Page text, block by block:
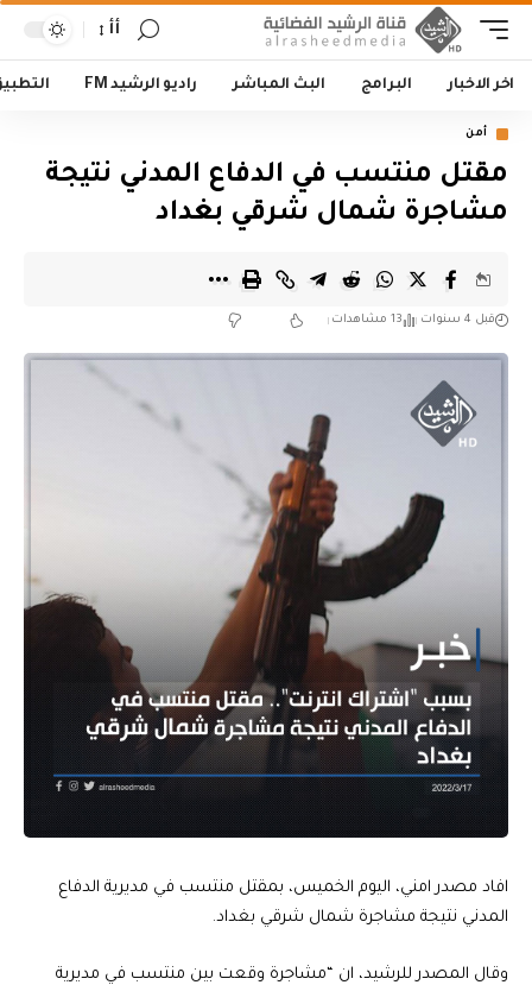
أأ
اخر الاخبار البرامج البث المباشر راديو الرشيد FM
أمن
مقتل منتسب في الدفاع المدني نتيجة
مشاجرة شمال شرقي بغداد
قبل 4 سنوات 13 مشاهدات
افاد مصدر امني، اليوم الخميس، بمقتل منتسب في مديرية الدفاع
المدني نتيجة مشاجرة شمال شرقي بغداد.
وقال المصدر للرشيد، ان “مشاجرة وقعت بين منتسب في مديرية